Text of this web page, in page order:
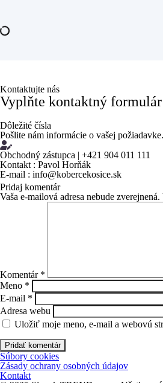
Kontaktujte nás
Vyplňte kontaktný
Dôležité čísla
Pošlite nám informácie o vašej
Obchodný zástupca | +421 904 011 111
Kontakt : Pavol Horňák
E-mail : info@kobercekosice.sk
Pridaj komentár
Vaša e-mailová adresa nebude zverejnená.
Komentár *
Meno *
E-mail *
Adresa webu
Uložiť moje meno, e-mail a webovú
Súbory cookies
Zásady ochrany osobných údajov
Kontakt